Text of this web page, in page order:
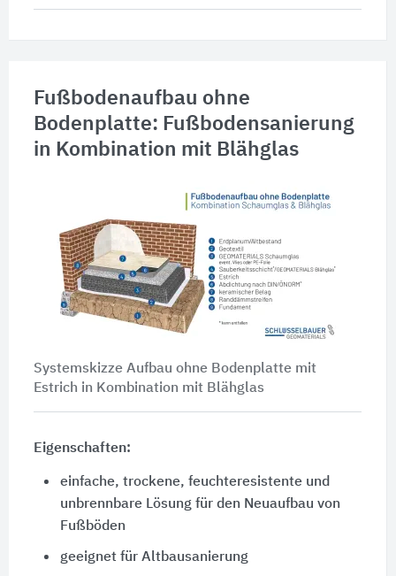
Fußbodenaufbau ohne
Bodenplatte: Fußbodensanierung
in Kombination mit Blähglas
Systemskizze Aufbau ohne Bodenplatte mit
Estrich in Kombination mit Blähglas
Eigenschaften:
einfache, trockene, feuchteresistente und
unbrennbare Lösung für den Neuaufbau von
Fußböden
geeignet für Altbausanierung